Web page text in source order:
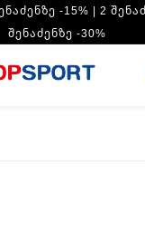
-15% | 2
ᲨᲔᲜᲐᲫᲔᲜᲖᲔ -30%